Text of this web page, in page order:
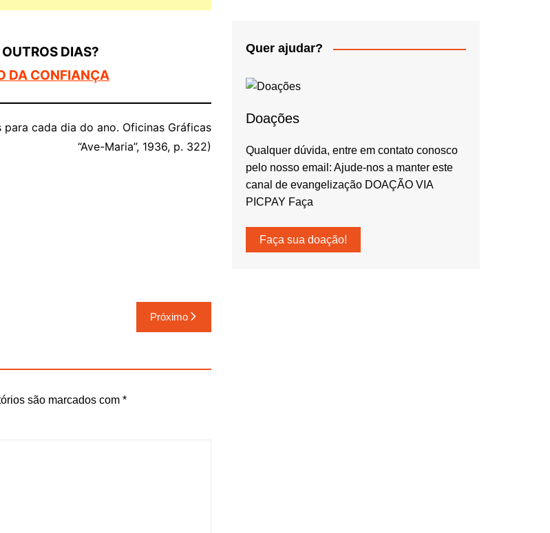
DIAS?
DA CONFIANÇA
cada dia do ano. Oficinas Gráficas
“Ave-Maria”, 1936, p. 322)
Próximo
são marcados com *
Quer ajudar?
Doações
Qualquer dúvida, entre em contato conosco
pelo nosso email: Ajude-nos a manter este
canal de evangelização DOAÇÃO VIA
PICPAY Faça
Faça sua doação!